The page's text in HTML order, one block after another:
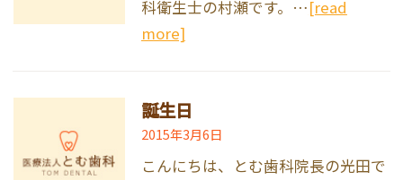
科衛生士の村瀬です。…[read
more]
誕生日
2015年3月6日
こんにちは、とむ歯科院長の光田で